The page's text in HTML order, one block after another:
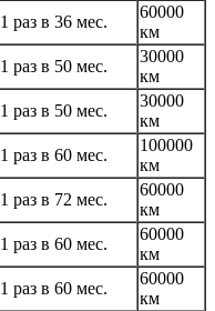
1 раз в 36 мес.
60000
км
1 раз в 50 мес.
30000
км
1 раз в 50 мес.
30000
км
1 раз в 60 мес.
100000
км
1 раз в 72 мес.
60000
км
1 раз в 60 мес.
60000
км
1 раз в 60 мес.
60000
км